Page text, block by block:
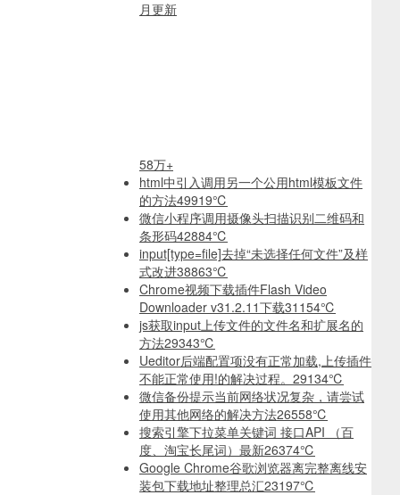
月更新
58万+
html中引入调用另一个公用html模板文件
的方法49919℃
微信小程序调用摄像头扫描识别二维码和
条形码42884℃
input[type=file]去掉“未选择任何文件”及样
式改进38863℃
Chrome视频下载插件Flash Video
Downloader v31.2.11下载31154℃
js获取input上传文件的文件名和扩展名的
方法29343℃
Ueditor后端配置项没有正常加载,上传插件
不能正常使用!的解决过程。 29134℃
微信备份提示当前网络状况复杂，请尝试
使用其他网络的解决方法26558℃
搜索引擎下拉菜单关键词 接口API （百
度、淘宝长尾词）最新26374℃
Google Chrome谷歌浏览器离完整离线安
装包下载地址整理总汇23197℃